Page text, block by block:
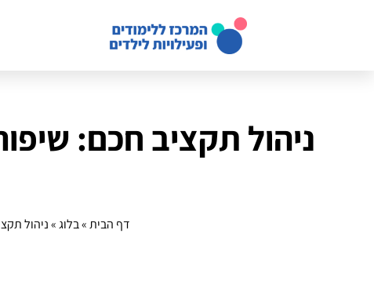
ניהול תקציב חכם:
דף הבית»בלוג»ניהול